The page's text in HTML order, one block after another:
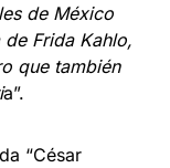
de México
Frida Kahlo,
que también
a”.
“César